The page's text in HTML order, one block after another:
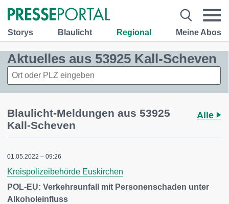
Storys Blaulicht Regional Meine Abos
Aktuelles aus 53925 Kall-Scheven
Blaulicht-Meldungen aus 53925
Kall-Scheven
Alle
01.05.2022 – 09:26
Kreispolizeibehörde Euskirchen
POL-EU: Verkehrsunfall mit Personenschaden unter
Alkoholeinfluss